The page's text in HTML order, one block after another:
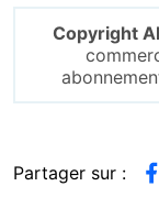
Copyright
Partager sur :